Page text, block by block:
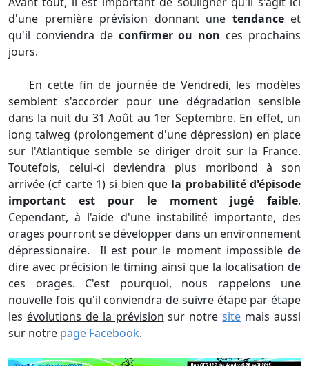
d'une première prévision donnant une tendanceet
qu'il conviendra de confirmer ou non ces prochains
jours.
En cette fin de journée de Vendredi, les modèles
semblent s'accorder pour une dégradation sensible
dans la nuit du 31 Août au 1er Septembre. En effet, un
long talweg (prolongement d'une dépression) en place
sur l'Atlantique semble se diriger droit sur la France.
Toutefois, celui-ci deviendra plus moribond à son
arrivée (cf carte 1) si bien que la probabilité d'épisode
important est pour le moment jugé faible.
Cependant, à l'aide d'une instabilité importante, des
orages pourront se développer dans un environnement
dépressionaire. Il est pour le moment impossible de
dire avec précision le timing ainsi que la localisation de
ces orages. C'est pourquoi, nous rappelons une
nouvelle fois qu'il conviendra de suivre étape par étape
les évolutions de la prévision sur notresite mais aussi
sur notre page Facebook.